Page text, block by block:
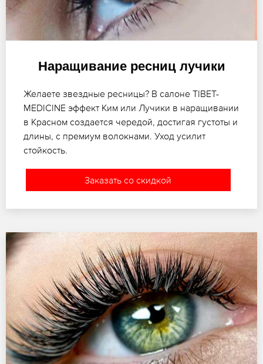
Наращивание ресниц лучики
Желаете звездные ресницы? В салоне TIBET-
MEDICINE эффект Ким или Лучики в наращивании
в Красном создается чередой, достигая густоты и
длины, с премиум волокнами. Уход усилит
стойкость.
Заказать со скидкой